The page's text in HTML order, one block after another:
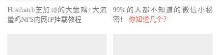
Hosthatch芝加哥的大盘鸡+大流
量鸡NFS内网IP挂载教程
99%的人都不知道的微信小秘
密！你知道几个？